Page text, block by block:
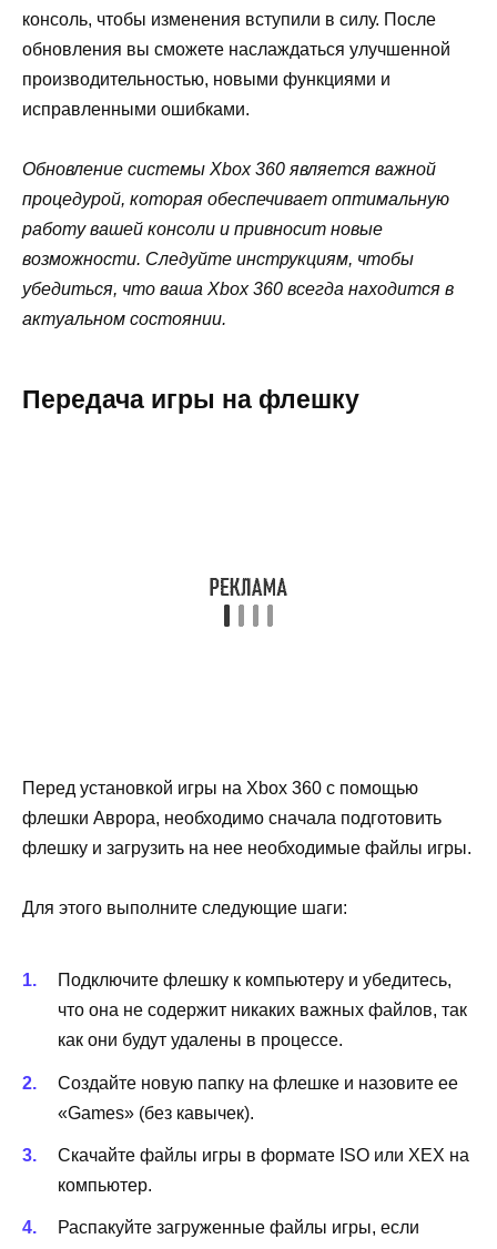
консоль, чтобы изменения вступили в силу. После
обновления вы сможете наслаждаться улучшенной
производительностью, новыми функциями и
исправленными ошибками.
Обновление системы Xbox 360 является важной
процедурой, которая обеспечивает оптимальную
работу вашей консоли и привносит новые
возможности. Следуйте инструкциям, чтобы
убедиться, что ваша Xbox 360 всегда находится в
актуальном состоянии.
Передача игры на флешку
Перед установкой игры на Xbox 360 с помощью
флешки Аврора, необходимо сначала подготовить
флешку и загрузить на нее необходимые файлы игры.
Для этого выполните следующие шаги:
Подключите флешку к компьютеру и убедитесь,
что она не содержит никаких важных файлов, так
как они будут удалены в процессе.
Создайте новую папку на флешке и назовите ее
«Games» (без кавычек).
Скачайте файлы игры в формате ISO или XEX на
компьютер.
Распакуйте загруженные файлы игры, если